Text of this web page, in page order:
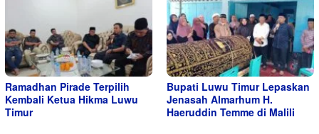
Ramadhan Pirade Terpilih
Kembali Ketua Hikma Luwu
Timur
Bupati Luwu Timur Lepaskan
Jenasah Almarhum H.
Haeruddin Temme di Malili